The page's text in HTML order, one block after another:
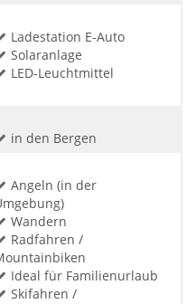
Ladestation E-Auto
Solaranlage
LED-Leuchtmittel
in den Bergen
Angeln (in der
Wandern
Radfahren /
Ideal für Familienurlaub
Skifahren /